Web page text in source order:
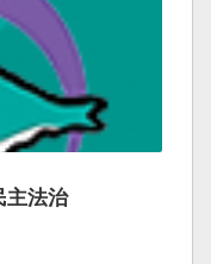
主法治